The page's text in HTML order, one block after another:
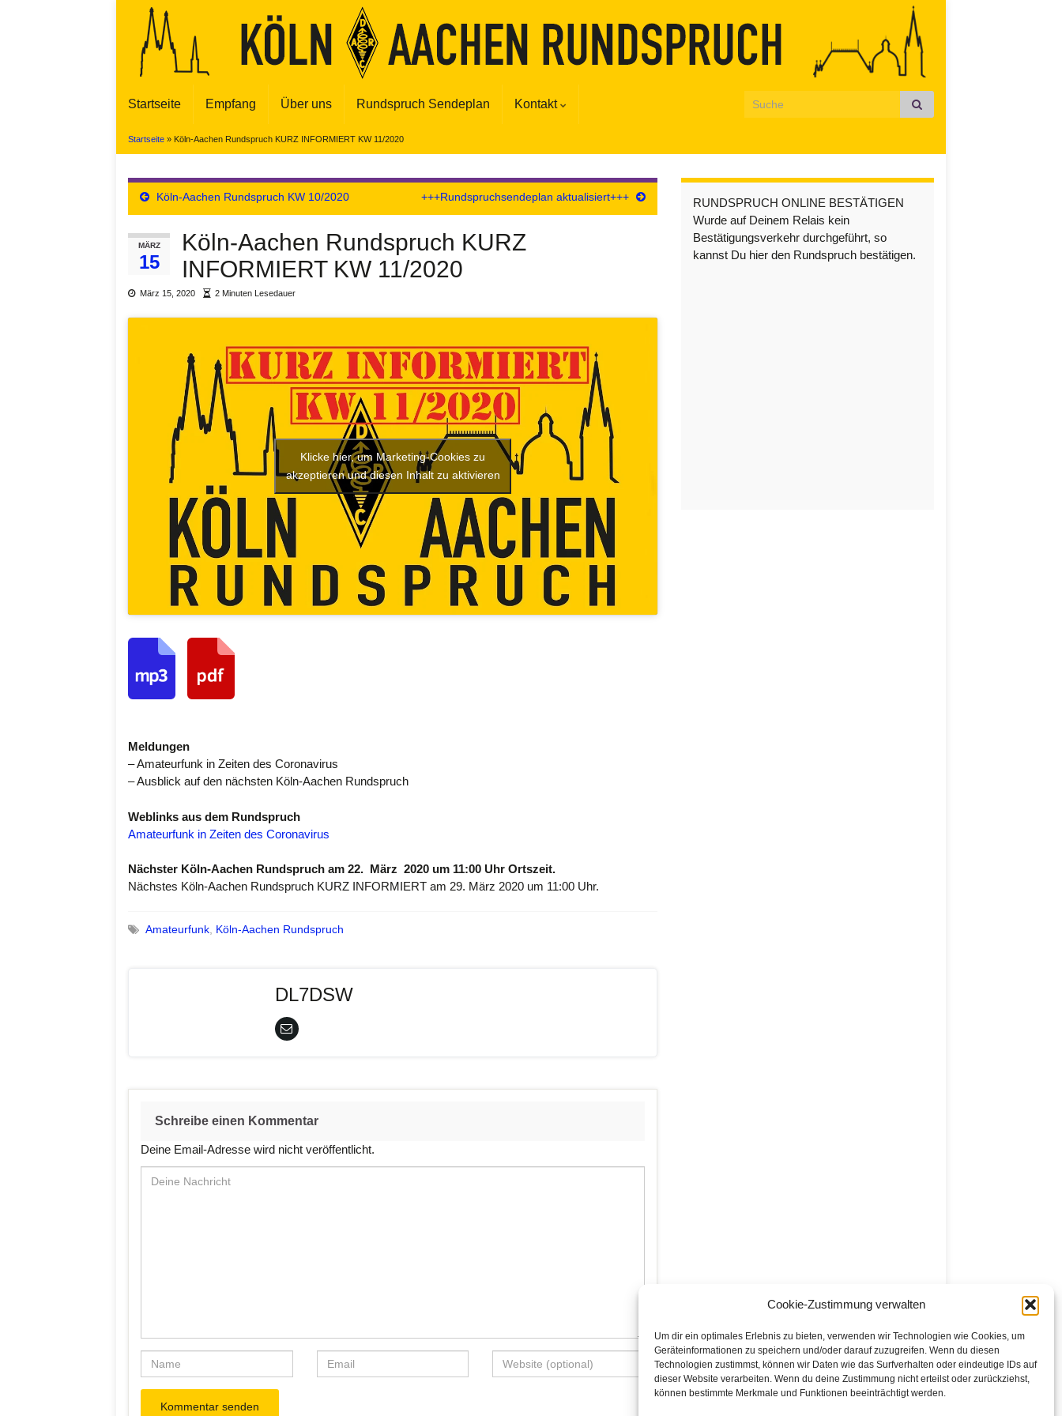
Cookie-Zustimmung verwalten
Um dir ein optimales Erlebnis zu bieten, verwenden wir Technologien wie Cookies, um
Geräteinformationen zu speichern und/oder darauf zuzugreifen. Wenn du diesen
Technologien zustimmst, können wir Daten wie das Surfverhalten oder eindeutige IDs auf
dieser Website verarbeiten. Wenn du deine Zustimmung nicht erteilst oder zurückziehst,
können bestimmte Merkmale und Funktionen beeinträchtigt werden.
Startseite Empfang Über uns Rundspruch Sendeplan Kontakt Search for:
Startseite » Köln-Aachen Rundspruch KURZ INFORMIERT KW 11/2020
Köln-Aachen Rundspruch KW 10/2020 +++Rundspruchsendeplan aktualisiert+++
MÄRZ
15
Köln-Aachen Rundspruch KURZ
INFORMIERT KW 11/2020
März 15, 2020 2 Minuten Lesedauer
Klicke hier, um Marketing-Cookies zu
akzeptieren und diesen Inhalt zu aktivieren
Meldungen
– Amateurfunk in Zeiten des Coronavirus
– Ausblick auf den nächsten Köln-Aachen Rundspruch
Weblinks aus dem Rundspruch
Amateurfunk in Zeiten des Coronavirus
Nächster Köln-Aachen Rundspruch am 22. März 2020 um 11:00 Uhr Ortszeit.
Nächstes Köln-Aachen Rundspruch KURZ INFORMIERT am 29. März 2020 um 11:00 Uhr.
Amateurfunk, Köln-Aachen Rundspruch
DL7DSW
Schreibe einen Kommentar
Deine Email-Adresse wird nicht veröffentlicht.
RUNDSPRUCH ONLINE BESTÄTIGEN
Wurde auf Deinem Relais kein
Bestätigungsverkehr durchgeführt, so
kannst Du hier den Rundspruch bestätigen.